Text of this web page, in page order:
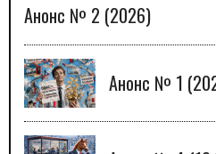
Анонс № 2 (2026)
Анонс № 1